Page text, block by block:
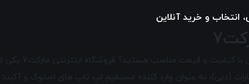
به
(دبی)، به عنوان وارد کننده مستقیم لپ تاپ های استوک و